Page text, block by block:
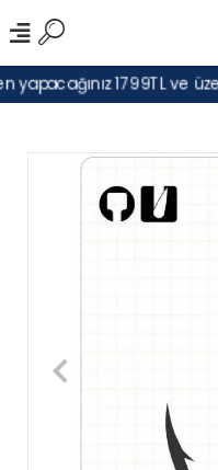
yapacağınız 1799TL ve